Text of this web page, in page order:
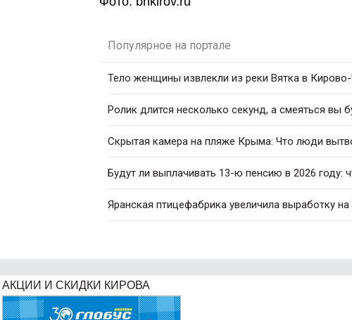
Популярное на портале
Тело женщины извлекли из реки Вятка в
Ролик длится несколько секунд, а смеяться вы
Скрытая камера на пляже Крыма: Что люди
Будут ли выплачивать 13-ю пенсию в 2026 году:
Яранская птицефабрика увеличила выработку на
АКЦИИ И СКИДКИ КИРОВА